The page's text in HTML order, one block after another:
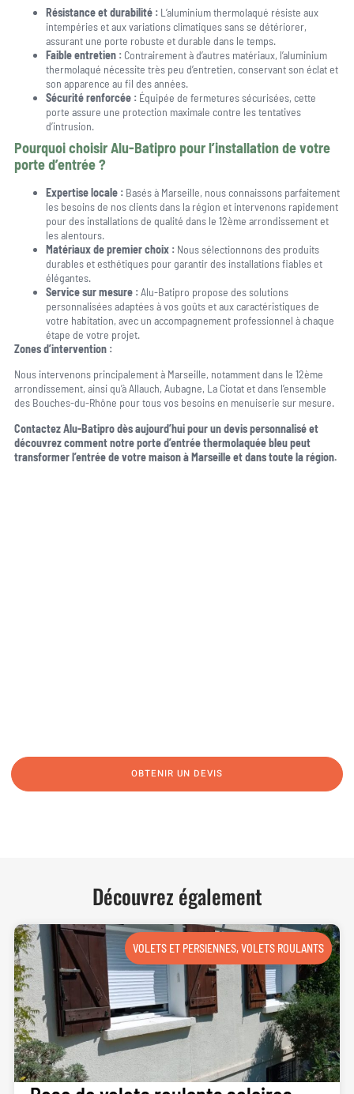
Résistance et durabilité :L’aluminium thermolaqué résiste aux
intempéries et aux variations climatiques sans se détériorer,
assurant une porte robuste et durable dans le temps.
Faible entretien :Contrairement à d’autres matériaux, l’aluminium
thermolaqué nécessite très peu d’entretien, conservant son éclat et
son apparence au fil des années.
Sécurité renforcée :Équipée de fermetures sécurisées, cette
porte assure une protection maximale contre les tentatives
d’intrusion.
Pourquoi choisir Alu-Batipro pour l’installation de votre
porte d’entrée ?
Expertise locale :Basés à Marseille, nous connaissons parfaitement
les besoins de nos clients dans la région et intervenons rapidement
pour des installations de qualité dans le 12ème arrondissement et
les alentours.
Matériaux de premier choix :Nous sélectionnons des produits
durables et esthétiques pour garantir des installations fiables et
élégantes.
Service sur mesure :Alu-Batipro propose des solutions
personnalisées adaptées à vos goûts et aux caractéristiques de
votre habitation, avec un accompagnement professionnel à chaque
étape de votre projet.
Zones d’intervention :
Nous intervenons principalement à Marseille, notamment dans le 12ème
arrondissement, ainsi qu’à Allauch, Aubagne, La Ciotat et dans l’ensemble
des Bouches-du-Rhône pour tous vos besoins en menuiserie sur mesure.
Contactez Alu-Batipro dès aujourd’hui pour un devis personnalisé et
découvrez comment notre porte d’entrée thermolaquée bleu peut
transformer l’entrée de votre maison à Marseille et dans toute la région.
OBTENIR UN DEVIS
Découvrez également
VOLETS ET PERSIENNES,VOLETS ROULANTS